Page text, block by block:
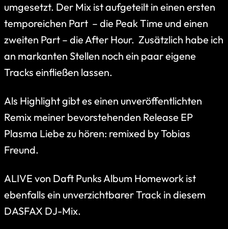
umgesetzt. Der Mix ist aufgeteilt in einen ersten
temporeichen Part – die Peak Time und einen
zweiten Part – die After Hour. Zusätzlich habe ich
an markanten Stellen noch ein paar eigene
Tracks einfließen lassen.
Als Highlight gibt es einen unveröffentlichten
Remix meiner bevorstehenden Release EP
Plasma Liebe zu hören: remixed by Tobias
Freund.
ALIVE von Daft Punks Album Homework ist
ebenfalls ein unverzichtbarer Track in diesem
DASFAX DJ-Mix.